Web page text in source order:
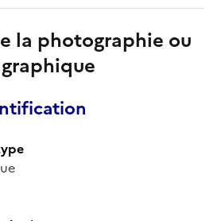
la photographie ou